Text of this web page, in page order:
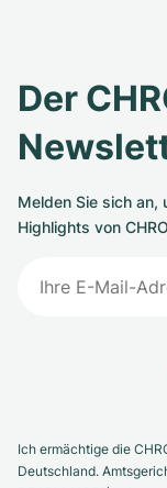
Der
Melden Sie sich an,
Highlights von
Ich ermächtige die
Deutschland.